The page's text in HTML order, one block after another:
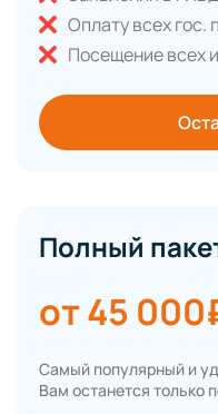
Оплату всех гос.
Посещение всех
Полный
от 45
Самый популярный и
Вам останется только